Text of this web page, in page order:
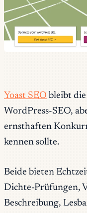
Yoast SEO bleibt
WordPress-SEO,
ernsthaften
kennen sollte.
Beide bieten
Dichte-Prüfungen,
Beschreibung,